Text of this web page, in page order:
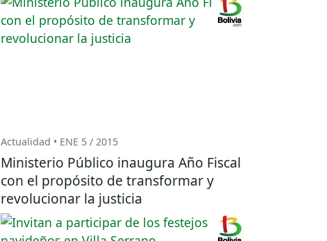
Actualidad • ENE 5 / 2015
Ministerio Público inaugura Año Fiscal
con el propósito de transformar y
revolucionar la justicia